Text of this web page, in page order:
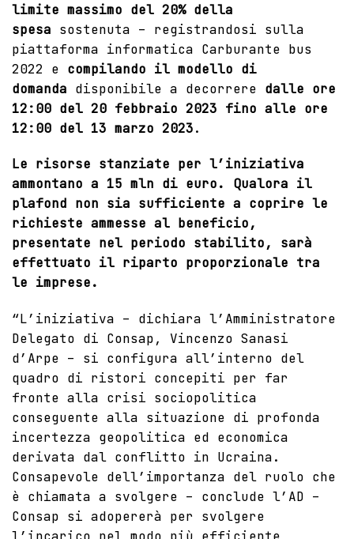
limite massimo del 20% della
spesa sostenuta – registrandosi sulla
piattaforma informatica Carburante bus
2022 e compilando il modello di
domanda disponibile a decorrere dalle ore
12:00 del 20 febbraio 2023 fino alle ore
12:00 del 13 marzo 2023.
Le risorse stanziate per l’iniziativa
ammontano a 15 mln di euro. Qualora il
plafond non sia sufficiente a coprire le
richieste ammesse al beneficio,
presentate nel periodo stabilito, sarà
effettuato il riparto proporzionale tra
le imprese.
“L’iniziativa – dichiara l’Amministratore
Delegato di Consap, Vincenzo Sanasi
d’Arpe – si configura all’interno del
quadro di ristori concepiti per far
fronte alla crisi sociopolitica
conseguente alla situazione di profonda
incertezza geopolitica ed economica
derivata dal conflitto in Ucraina.
Consapevole dell’importanza del ruolo che
è chiamata a svolgere – conclude l’AD –
Consap si adopererà per svolgere